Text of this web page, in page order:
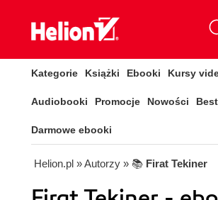
Kategorie Książki Ebooki Kursy
Audiobooki Promocje Nowości
Darmowe ebooki
Helion.pl » Autorzy » 📚 Firat Tekiner